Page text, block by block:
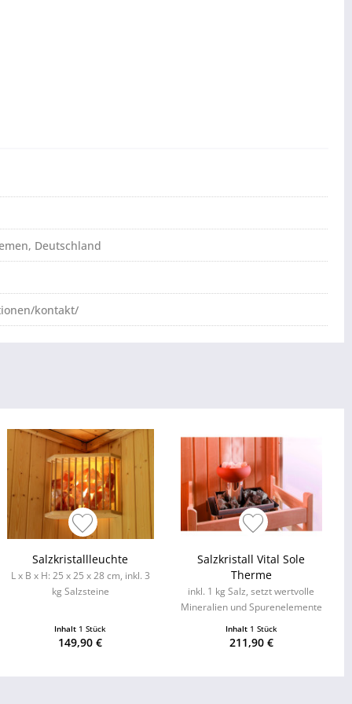
Deutschland
kontakt/
Salzkristallleuchte
L x B x H: 25 x 25 x 28 cm, inkl. 3
kg Salzsteine
Inhalt 1 Stück
149,90 €
Salzkristall Vital Sole
Therme
inkl. 1 kg Salz, setzt wertvolle
Mineralien und Spurenelemente
Inhalt 1 Stück
211,90 €